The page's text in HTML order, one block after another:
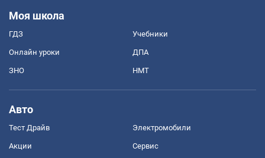
Моя школа
ГДЗ Учебники
Онлайн уроки ДПА
ЗНО НМТ
Авто
Тест Драйв Электромобили
Акции Сервис